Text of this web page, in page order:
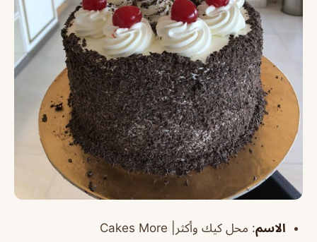
الاسم: محل كيك وأكثر| Cakes More